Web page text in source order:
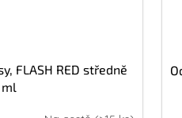
FLASH RED středně
ml